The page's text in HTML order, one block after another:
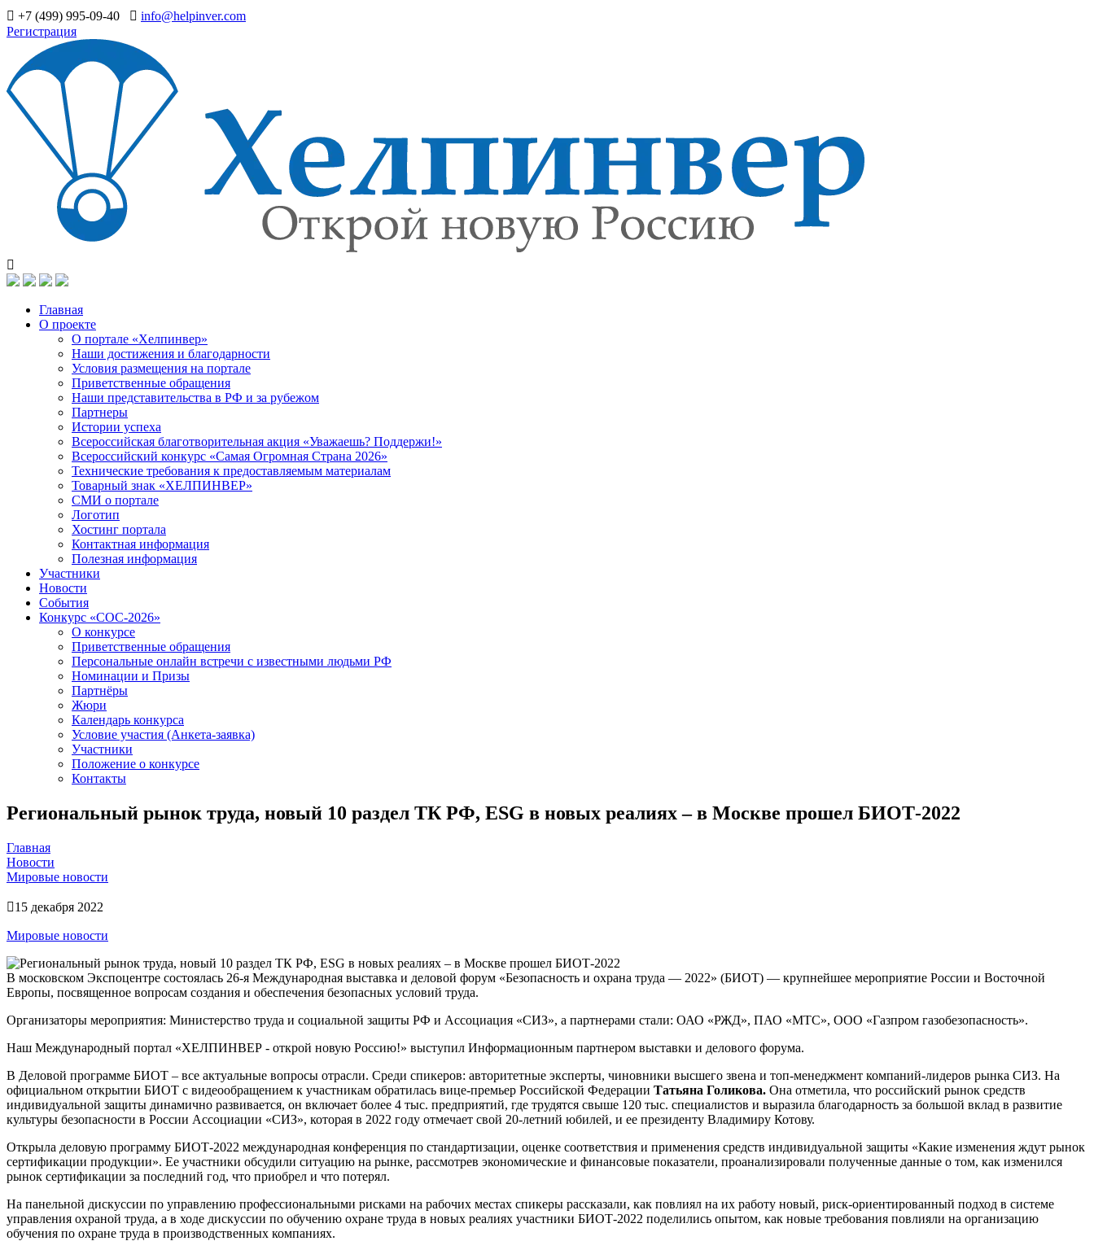
+7 (499) 995-09-40
info@helpinver.com
Регистрация
Главная
О проекте
О портале «Хелпинвер»
Наши достижения и благодарности
Условия размещения на портале
Приветственные обращения
Наши представительства в РФ и за рубежом
Партнеры
Истории успеха
Всероссийская благотворительная акция «Уважаешь? Поддержи!»
Всероссийский конкурс «Самая Огромная Страна 2026»
Технические требования к предоставляемым материалам
Товарный знак «ХЕЛПИНВЕР»
СМИ о портале
Логотип
Хостинг портала
Контактная информация
Полезная информация
Участники
Новости
События
Конкурс «СОС-2026»
О конкурсе
Приветственные обращения
Персональные онлайн встречи с известными людьми РФ
Номинации и Призы
Партнёры
Жюри
Календарь конкурса
Условие участия (Анкета-заявка)
Участники
Положение о конкурсе
Контакты
Региональный рынок труда, новый 10 раздел ТК РФ, ESG в новых реалиях – в Москве прошел БИОТ-2022
Главная
Новости
Мировые новости
15 декабря 2022
Мировые новости
В московском Экспоцентре состоялась 26-я Международная выставка и деловой форум «Безопасность и охрана труда — 2022» (БИОТ) — крупнейшее мероприятие России и Восточной
Европы, посвященное вопросам создания и обеспечения безопасных условий труда.
Организаторы мероприятия: Министерство труда и социальной защиты РФ и Ассоциация «СИЗ», а партнерами стали: ОАО «РЖД», ПАО «МТС», ООО «Газпром газобезопасность».
Наш Международный портал «ХЕЛПИНВЕР - открой новую Россию!» выступил Информационным партнером выставки и делового форума.
В Деловой программе БИОТ – все актуальные вопросы отрасли. Среди спикеров: авторитетные эксперты, чиновники высшего звена и топ-менеджмент компаний-лидеров рынка СИЗ. На
официальном открытии БИОТ с видеообращением к участникам обратилась вице-премьер Российской Федерации Татьяна Голикова. Она отметила, что российский рынок средств
индивидуальной защиты динамично развивается, он включает более 4 тыс. предприятий, где трудятся свыше 120 тыс. специалистов и выразила благодарность за большой вклад в развитие
культуры безопасности в России Ассоциации «СИЗ», которая в 2022 году отмечает свой 20-летний юбилей, и ее президенту Владимиру Котову.
Открыла деловую программу БИОТ-2022 международная конференция по стандартизации, оценке соответствия и применения средств индивидуальной защиты «Какие изменения ждут рынок
сертификации продукции». Ее участники обсудили ситуацию на рынке, рассмотрев экономические и финансовые показатели, проанализировали полученные данные о том, как изменился
рынок сертификации за последний год, что приобрел и что потерял.
На панельной дискуссии по управлению профессиональными рисками на рабочих местах спикеры рассказали, как повлиял на их работу новый, риск-ориентированный подход в системе
управления охраной труда, а в ходе дискуссии по обучению охране труда в новых реалиях участники БИОТ-2022 поделились опытом, как новые требования повлияли на организацию
обучения по охране труда в производственных компаниях.